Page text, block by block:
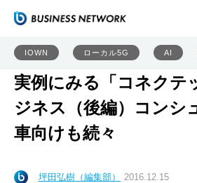
IOWN ローカル5G AI
実例にみる「コネクテ
ジネス（後編）コンシ
車向けも続々
坪田弘樹（編集部） 2016.12.15